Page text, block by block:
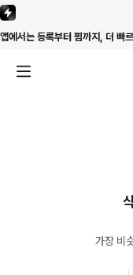
앱에서는 등록부터 찜까지, 더 빠
가장 비